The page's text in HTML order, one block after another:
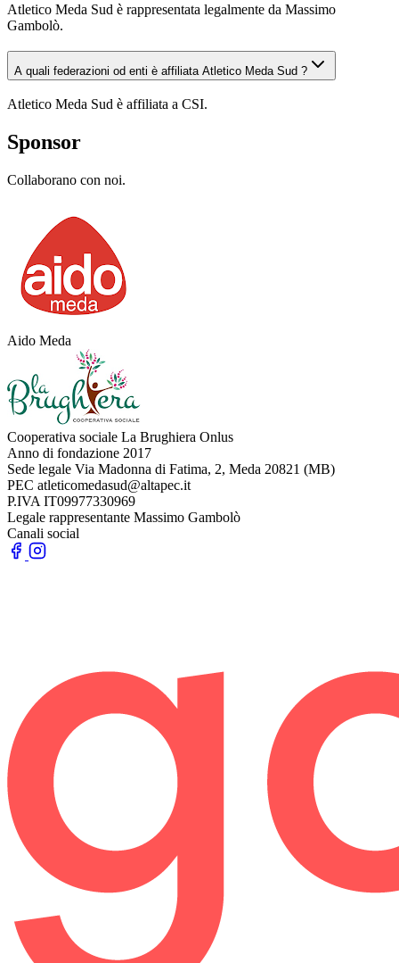
Atletico Meda Sud è rappresentata legalmente da Massimo
Gambolò.
A quali federazioni od enti è affiliata Atletico Meda Sud ?
Atletico Meda Sud è affiliata a CSI.
Sponsor
Collaborano con noi.
Aido Meda
Cooperativa sociale La Brughiera Onlus
Anno di fondazione 2017
Sede legale Via Madonna di Fatima, 2, Meda 20821 (MB)
PEC atleticomedasud@altapec.it
P.IVA IT09977330969
Legale rappresentante Massimo Gambolò
Canali social